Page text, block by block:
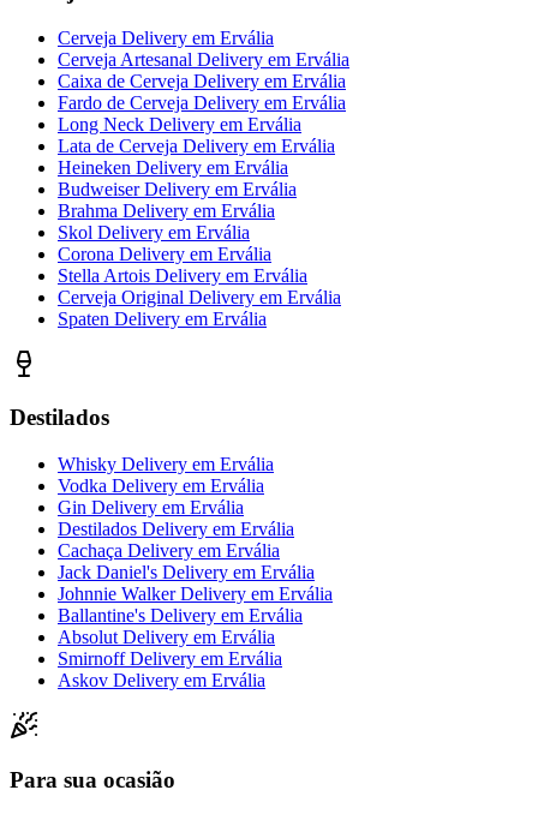
Cerveja Delivery em Ervália
Cerveja Artesanal Delivery em Ervália
Caixa de Cerveja Delivery em Ervália
Fardo de Cerveja Delivery em Ervália
Long Neck Delivery em Ervália
Lata de Cerveja Delivery em Ervália
Heineken Delivery em Ervália
Budweiser Delivery em Ervália
Brahma Delivery em Ervália
Skol Delivery em Ervália
Corona Delivery em Ervália
Stella Artois Delivery em Ervália
Cerveja Original Delivery em Ervália
Spaten Delivery em Ervália
Destilados
Whisky Delivery em Ervália
Vodka Delivery em Ervália
Gin Delivery em Ervália
Destilados Delivery em Ervália
Cachaça Delivery em Ervália
Jack Daniel's Delivery em Ervália
Johnnie Walker Delivery em Ervália
Ballantine's Delivery em Ervália
Absolut Delivery em Ervália
Smirnoff Delivery em Ervália
Askov Delivery em Ervália
Para sua ocasião